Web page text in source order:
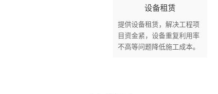
设备租赁
提供设备租赁，解决工程项
目资金紧，设备重复利用率
不高等问题降低施工成本。